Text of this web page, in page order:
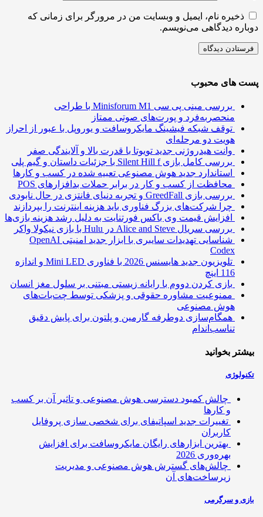
ذخیره نام، ایمیل و وبسایت من در مرورگر برای زمانی که
دیدگاهی می‌نویسم.
های محبوب
بررسی مینی پی ‌سی Minisforum M1 با طراحی
منحصربه‌فرد و پورت‌های صوتی ممتاز
توقف شبکه فیشینگ مایکروسافت و یوروپل با عبور از احراز
هویت دو مرحله‌ای
وانت هیدروژنی جدید تویوتا با قدرت بالا و آلایندگی صفر
بررسی کامل بازی Silent Hill f با جزئیات داستان و گیم پلی
استاندارد جدید هوش مصنوعی تعبیه شده در کسب و کارها
محافظت از کسب و کار در برابر حملات بدافزارهای POS
بررسی بازی GreedFall و تجربه دنیای فانتزی در حال نابودی
چرا شرکت‌های بزرگ فناوری باید هزینه اینترنت را بپردازند
افزایش قیمت وی باکس فورتنایت به دلیل رشد هزینه بازی‌ها
بررسی سریال Alice and Steve در Hulu با بازی نیکولا واکر
شناسایی تهدیدات سایبری با ابزار جدید امنیتی OpenAI
Codex
تلویزیون جدید هایسنس 2026 با فناوری Mini LED و اندازه
بازی کردن دووم با رایانه زیستی مبتنی بر سلول مغز انسان
ممنوعیت مشاوره حقوقی و پزشکی توسط چت‌بات‌های
هوش مصنوعی
همگام‌سازی دوطرفه گارمین و پلتون برای پایش دقیق
تناسب‌اندام
بخوانید
چالش کمبود دسترسی هوش مصنوعی و تاثیر آن بر کسب
و کارها
تغییرات جدید اسپاتیفای برای شخصی سازی پروفایل
کاربران
بهترین ابزارهای رایگان مایکروسافت برای افزایش
بهره‌وری 2026
چالش‌های گسترش هوش مصنوعی و مدیریت
زیرساخت‌های آن
و سرگرمی